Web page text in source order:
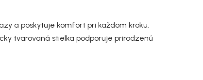
a poskytuje komfort pri každom kroku.
tvarovaná stielka podporuje prirodzenú